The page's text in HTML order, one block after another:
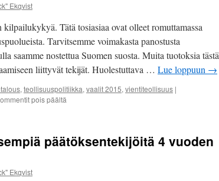
Ekqvist
Tätä tosiasiaa ovat olleet romuttamassa
Tarvitsemme voimakasta panostusta
saamme nostettua Suomen suosta. Muita tuotoksia tästä
liittyvät tekijät. Huolestuttava … Lue loppuun →
, teollisuuspolitiikka, vaalit 2015, vientiteollisuus |
pois päältä
kilpailukykyinen
päätöksentekijöitä 4 vuoden
Ekqvist